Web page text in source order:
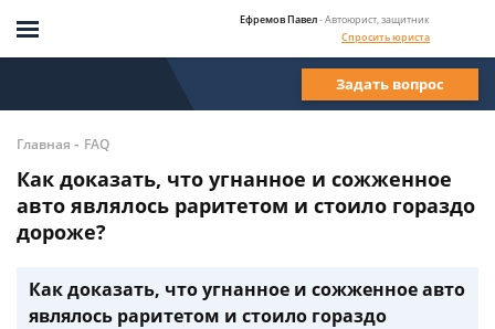
Ефремов Павел- Автоюрист, защитник
Спросить юриста
Задать вопрос
Главная - FAQ
Как доказать, что угнанное и сожженное
авто являлось раритетом и стоило гораздо
дороже?
Как доказать, что угнанное и сожженное авто
являлось раритетом и стоило гораздо